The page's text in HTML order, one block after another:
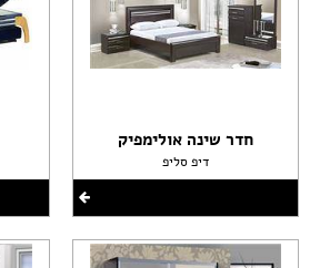
חדר שינה אולימפיק
דיפ סליפ